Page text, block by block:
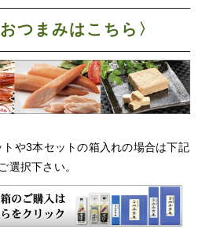
つまみはこちら〉
や3本セットの箱入れの場合は下記
選択下さい。